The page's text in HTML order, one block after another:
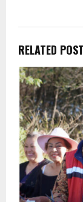
RELATED